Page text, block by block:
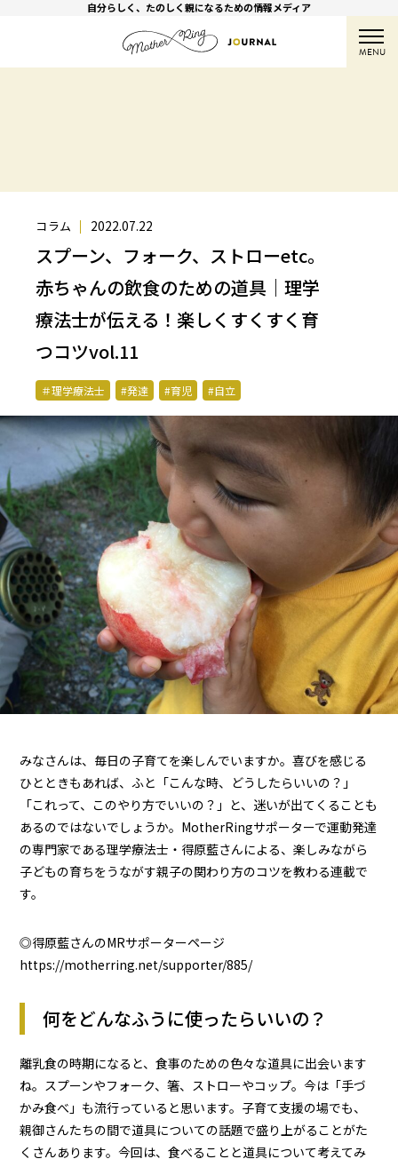
自分らしく、たのしく親になるための情報メディア
MENU
コラム 2022.07.22
スプーン、フォーク、ストローetc。
赤ちゃんの飲食のための道具｜理学
療法士が伝える！楽しくすくすく育
つコツvol.11
＃理学療法士 #発達 #育児 #自立
みなさんは、毎日の子育てを楽しんでいますか。喜びを感じる
ひとときもあれば、ふと「こんな時、どうしたらいいの？」
「これって、このやり方でいいの？」と、迷いが出てくることも
あるのではないでしょうか。MotherRingサポーターで運動発達
の専門家である理学療法士・得原藍さんによる、楽しみながら
子どもの育ちをうながす親子の関わり方のコツを教わる連載で
す。
◎得原藍さんのMRサポーターページ
https://motherring.net/supporter/885/
何をどんなふうに使ったらいいの？
離乳食の時期になると、食事のための色々な道具に出会います
ね。スプーンやフォーク、箸、ストローやコップ。今は「手づ
かみ食べ」も流行っていると思います。子育て支援の場でも、
親御さんたちの間で道具についての話題で盛り上がることがた
くさんあります。今回は、食べることと道具について考えてみ